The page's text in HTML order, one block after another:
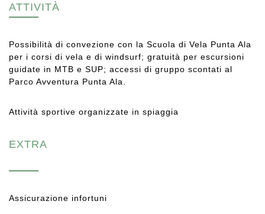
ATTIVITÀ
Possibilità di convezione con la Scuola di Vela Punta Ala
per i corsi di vela e di windsurf; gratuità per escursioni
guidate in MTB e SUP; accessi di gruppo scontati al
Parco Avventura Punta Ala.
Attività sportive organizzate in spiaggia
EXTRA
Assicurazione infortuni